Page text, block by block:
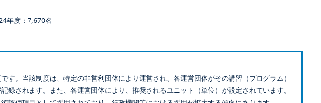
度：7,670名
。当該制度は、特定の非営利団体により運営され、各運営団体がその講習（プログラム）
されます。また、各運営団体により、推奨されるユニット（単位）が設定されています。